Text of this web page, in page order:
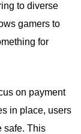
to diverse
gamers to
for
on payment
in place, users
safe. This